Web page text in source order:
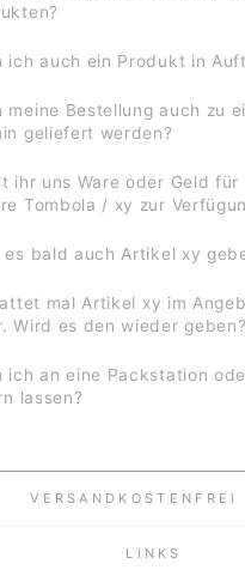
ich auch ein Produkt in
meine Bestellung auch zu
geliefert werden?
ihr uns Ware oder Geld für
Tombola / xy zur
es bald auch Artikel xy
mal Artikel xy im
Wird es den wieder geben?
ich an eine Packstation
lassen?
VERSANDKOSTENFREI
LINKS